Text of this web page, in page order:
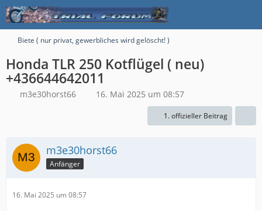
Biete ( nur privat, gewerbliches wird gelöscht! )
Honda TLR 250 Kotflügel ( neu)
+436644642011
m3e30horst66 16. Mai 2025 um 08:57
1. offizieller Beitrag
m3e30horst66
Anfänger
16. Mai 2025 um 08:57